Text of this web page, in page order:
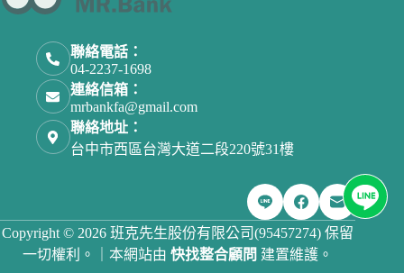
取消 確認購買
聯絡電話：
04-2237-1698
連絡信箱：
mrbankfa@gmail.com
聯絡地址：
台中市西區台灣大道二段220號31樓
Copyright © 2026 班克先生股份有限公司(95457274) 保留
一切權利。｜本網站由快找整合顧問 建置維護。